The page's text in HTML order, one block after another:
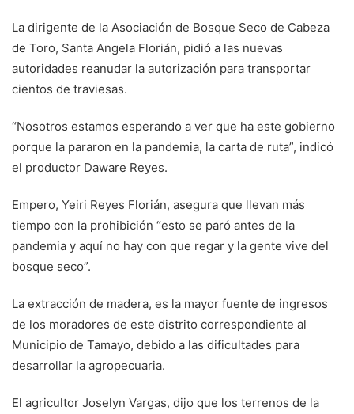
La dirigente de la Asociación de Bosque Seco de Cabeza
de Toro, Santa Angela Florián, pidió a las nuevas
autoridades reanudar la autorización para transportar
cientos de traviesas.
“Nosotros estamos esperando a ver que ha este gobierno
porque la pararon en la pandemia, la carta de ruta”, indicó
el productor Daware Reyes.
Empero, Yeiri Reyes Florián, asegura que llevan más
tiempo con la prohibición “esto se paró antes de la
pandemia y aquí no hay con que regar y la gente vive del
bosque seco”.
La extracción de madera, es la mayor fuente de ingresos
de los moradores de este distrito correspondiente al
Municipio de Tamayo, debido a las dificultades para
desarrollar la agropecuaria.
El agricultor Joselyn Vargas, dijo que los terrenos de la